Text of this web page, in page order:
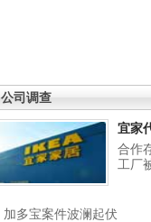
公司调查
宜家
合作
工厂
加多宝案件波澜起伏